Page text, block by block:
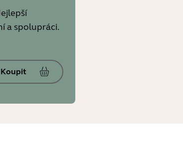
a spolupráci.
Koupit